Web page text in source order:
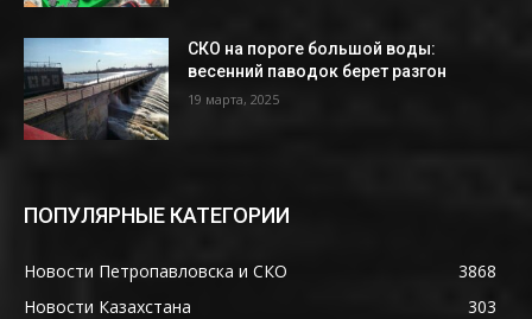
СКО на пороге большой воды:
весенний паводок берет разгон
19 марта, 2025
ПОПУЛЯРНЫЕ КАТЕГОРИИ
Новости Петропавловска и СКО
3868
Новости Казахстана
303